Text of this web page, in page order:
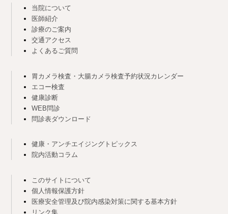
当院について
医師紹介
診療のご案内
交通アクセス
よくあるご質問
胃カメラ検査・大腸カメラ検査予約状況カレンダー
エコー検査
健康診断
WEB問診
問診表ダウンロード
健康・アンチエイジングトピックス
院内活動コラム
このサイトについて
個人情報保護方針
医療安全管理及び院内感染対策に関する基本方針
リンク集